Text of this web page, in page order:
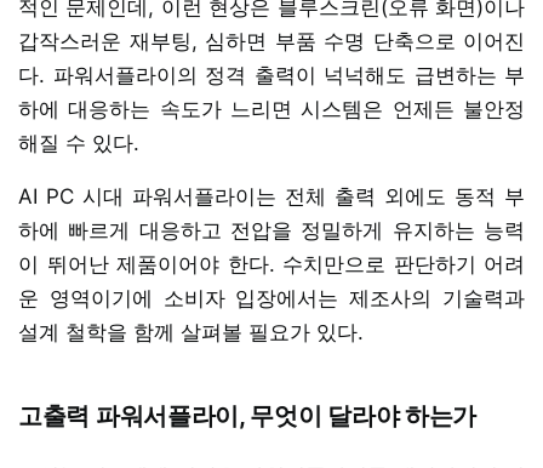
적인 문제인데, 이런 현상은 블루스크린(오류 화면)이나
갑작스러운 재부팅, 심하면 부품 수명 단축으로 이어진
다. 파워서플라이의 정격 출력이 넉넉해도 급변하는 부
하에 대응하는 속도가 느리면 시스템은 언제든 불안정
해질 수 있다.
AI PC 시대 파워서플라이는 전체 출력 외에도 동적 부
하에 빠르게 대응하고 전압을 정밀하게 유지하는 능력
이 뛰어난 제품이어야 한다. 수치만으로 판단하기 어려
운 영역이기에 소비자 입장에서는 제조사의 기술력과
설계 철학을 함께 살펴볼 필요가 있다.
고출력 파워서플라이, 무엇이 달라야 하는가